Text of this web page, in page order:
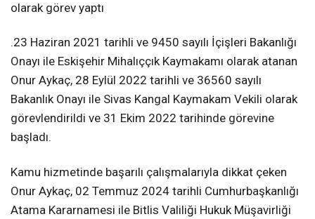
olarak görev yaptı
.23 Haziran 2021 tarihli ve 9450 sayılı İçişleri Bakanlığı
Onayı ile Eskişehir Mihalıççık Kaymakamı olarak atanan
Onur Aykaç, 28 Eylül 2022 tarihli ve 36560 sayılı
Bakanlık Onayı ile Sivas Kangal Kaymakam Vekili olarak
görevlendirildi ve 31 Ekim 2022 tarihinde görevine
başladı.
Kamu hizmetinde başarılı çalışmalarıyla dikkat çeken
Onur Aykaç, 02 Temmuz 2024 tarihli Cumhurbaşkanlığı
Atama Kararnamesi ile Bitlis Valiliği Hukuk Müşavirliği